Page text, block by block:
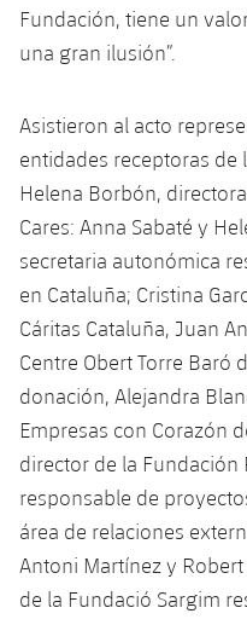
Jugadors
Palmarés
Historia
Clasificaciones
Infantil
Actualidad
Entradas
Resultados
Jugadores
Fotos
Historia
Palmarés
Barça Atlètic
plusicon
más
Calendario
Resultados
Jugadores
Clasificaciones
plusicon
más
Actualidad
Barça C
Junior
Juvenil
Infantil
Alevín
Campus Verano
PLUSICON
MÁS
Información
plusicon
más
Noticias
Atletismo
plusicon
más
Actualidad
Masculino
Femenino
Agenda
Baloncesto en silla
plusicon
más
Actualidad
Jugadores
Hockey sobre hielo
plusicon
más
Actualidad
Hockey hierba
plusicon
más
Fundación, tiene un
una gran ilusión”.
Asistieron al acto
entidades receptoras de
Helena Borbón,
Cares: Anna Sabaté y
secretaria autonómica
en Cataluña; Cristina
Cáritas Cataluña, Juan
Centre Obert Torre Baró
donación, Alejandra
Empresas con Corazón
director de la Fundación
responsable de
área de relaciones
Antoni Martínez y
de la Fundació Sargim